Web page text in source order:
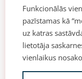
Funkcionālās
pazīstamas kā
uz katras
lietotāja
vienlaikus